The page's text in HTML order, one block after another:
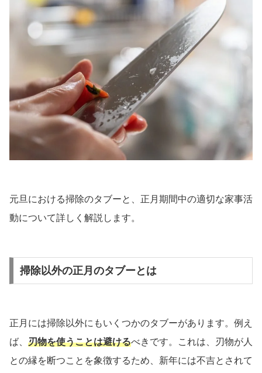
元旦における掃除のタブーと、正月期間中の適切な家事活
動について詳しく解説します。
掃除以外の正月のタブーとは
正月には掃除以外にもいくつかのタブーがあります。例え
ば、 刃物を使うことは避けるべきです。これは、刃物が人
との縁を断つことを象徴するため、新年には不吉とされて